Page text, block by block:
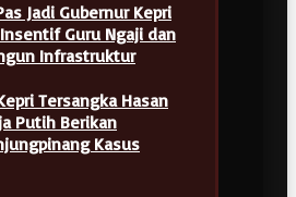
Jadi Gubernur Kepri
Guru Ngaji dan
Infrastruktur
Tersangka Hasan
Putih Berikan
Kasus